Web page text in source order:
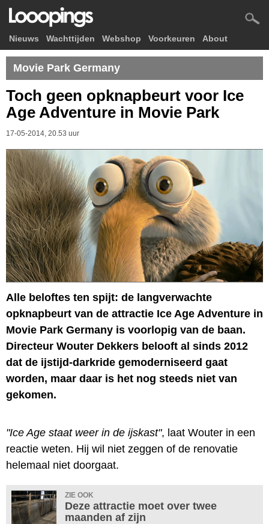
Nieuws Wachttijden Webshop Voorkeuren About
Movie Park Germany
Toch geen opknapbeurt voor Ice
Age Adventure in Movie Park
17-05-2014, 20.53 uur
Alle beloftes ten spijt: de langverwachte
opknapbeurt van de attractie Ice Age Adventure in
Movie Park Germany is voorlopig van de baan.
Directeur Wouter Dekkers belooft al sinds 2012
dat de ijstijd-darkride gemoderniseerd gaat
worden, maar daar is het nog steeds niet van
gekomen.
"Ice Age staat weer in de ijskast", laat Wouter in een
reactie weten. Hij wil niet zeggen of de renovatie
helemaal niet doorgaat.
ZIE OOK
Deze attractie moet over twee
maanden af zijn